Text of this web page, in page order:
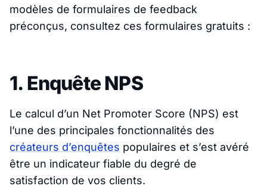
modèles de formulaires de feedback
préconçus, consultez ces formulaires gratuits :
1. Enquête NPS
Le calcul d’un Net Promoter Score (NPS) est
l’une des principales fonctionnalités des
créateurs d’enquêtes populaires et s’est avéré
être un indicateur fiable du degré de
satisfaction de vos clients.